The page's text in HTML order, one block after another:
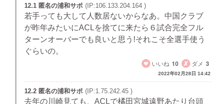
12.1 匿名の浦和サポ (IP:106.133.204.164 )
若手っても大して人数居ないからなあ。中国クラブ
が昨年みたいにACLを捨てに来たら６試合完全フル
ターンオーバーでも良いと思う!それこそ全選手使う
ぐらいの。
いいね 10 ダメ 3
2022年02月28日 14:42
12.2 匿名の浦和サポ (IP:1.75.242.45 )
去年の川崎見ても、ACLで橘田宮城遠野あたり台頭